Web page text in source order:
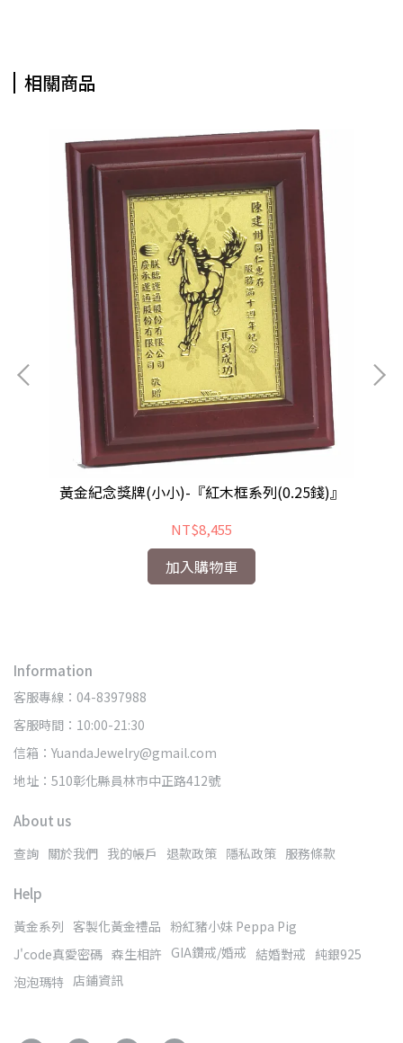
相關商品
黃金紀念獎牌(小小)-『紅木框系列(0.25錢)』
NT$8,455
加入購物車
Information
客服專線：04-8397988
客服時間：10:00-21:30
信箱：YuandaJewelry@gmail.com
地址：510彰化縣員林市中正路412號
About us
查詢 關於我們 我的帳戶 退款政策 隱私政策 服務條款
Help
黃金系列 客製化黃金禮品 粉紅豬小妹 Peppa Pig
J'code真愛密碼 森生相許 GIA鑽戒/婚戒 結婚對戒 純銀925
泡泡瑪特 店鋪資訊